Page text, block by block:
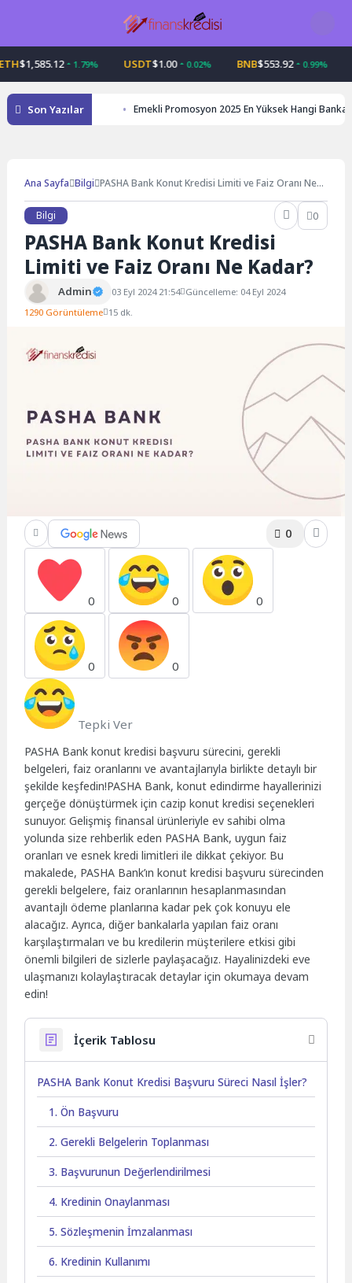
1.79% USDT$1.00 0.02% $553.92 0.99%
Son Yazılar Emekli Promosyon 2025 En Yüksek Hangi Banka
Ana Sayfa Bilgi PASHA Bank Konut Kredisi Limiti ve Faiz Oranı Ne
Bilgi
0
PASHA Bank Konut Kredisi
Limiti ve Faiz Oranı Ne Kadar?
Admin 03 Eyl 2024 21:54 Güncelleme: 04 Eyl 2024
1290 Görüntüleme 15 dk.
0
0 0 0
0 0
Tepki Ver
PASHA Bank konut kredisi başvuru sürecini, gerekli
belgeleri, faiz oranlarını ve avantajlarıyla birlikte detaylı bir
şekilde keşfedin!PASHA Bank, konut edindirme hayallerinizi
gerçeğe dönüştürmek için cazip konut kredisi seçenekleri
sunuyor. Gelişmiş finansal ürünleriyle ev sahibi olma
yolunda size rehberlik eden PASHA Bank, uygun faiz
oranları ve esnek kredi limitleri ile dikkat çekiyor. Bu
makalede, PASHA Bank’ın konut kredisi başvuru sürecinden
gerekli belgelere, faiz oranlarının hesaplanmasından
avantajlı ödeme planlarına kadar pek çok konuyu ele
alacağız. Ayrıca, diğer bankalarla yapılan faiz oranı
karşılaştırmaları ve bu kredilerin müşterilere etkisi gibi
önemli bilgileri de sizlerle paylaşacağız. Hayalinizdeki eve
ulaşmanızı kolaylaştıracak detaylar için okumaya devam
edin!
İçerik Tablosu
PASHA Bank Konut Kredisi Başvuru Süreci Nasıl İşler?
1. Ön Başvuru
2. Gerekli Belgelerin Toplanması
3. Başvurunun Değerlendirilmesi
4. Kredinin Onaylanması
5. Sözleşmenin İmzalanması
6. Kredinin Kullanımı